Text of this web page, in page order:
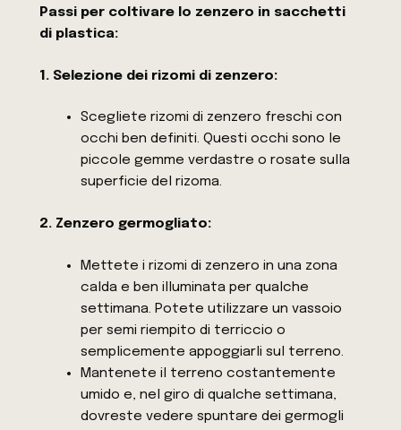
Passi per coltivare lo zenzero in sacchetti
di plastica:
1. Selezione dei rizomi di zenzero:
Scegliete rizomi di zenzero freschi con
occhi ben definiti. Questi occhi sono le
piccole gemme verdastre o rosate sulla
superficie del rizoma.
2. Zenzero germogliato:
Mettete i rizomi di zenzero in una zona
calda e ben illuminata per qualche
settimana. Potete utilizzare un vassoio
per semi riempito di terriccio o
semplicemente appoggiarli sul terreno.
Mantenete il terreno costantemente
umido e, nel giro di qualche settimana,
dovreste vedere spuntare dei germogli